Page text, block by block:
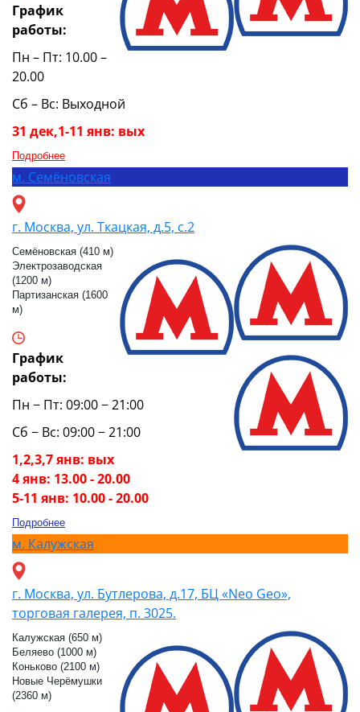
График
работы:
Пн – Пт: 10.00 –
20.00
Сб – Вс: Выходной
31 дек,1-11 янв: вых
Подробнее
м. Семёновская
г. Москва, ул. Ткацкая, д.5, с.2
Семёновская (410 м)
Электрозаводская
(1200 м)
Партизанская (1600
м)
График
работы:
Пн − Пт: 09:00 − 21:00
Сб − Вс: 09:00 − 21:00
1,2,3,7 янв: вых
4 янв: 13.00 - 20.00
5-11 янв: 10.00 - 20.00
Подробнее
м. Калужская
г. Москва, ул. Бутлерова, д.17, БЦ «Neo Geo»,
торговая галерея, п. 3025.
Калужская (650 м)
Беляево (1000 м)
Коньково (2100 м)
Новые Черёмушки
(2360 м)